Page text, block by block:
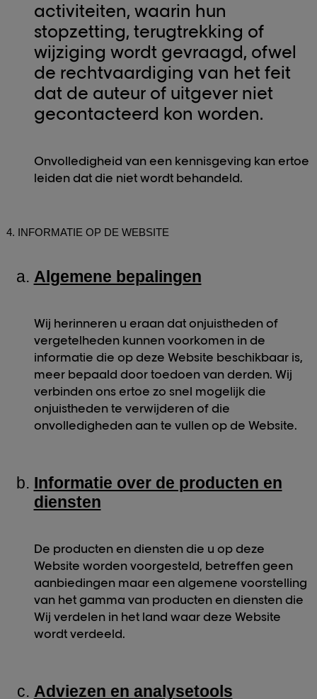
activiteiten, waarin hun
stopzetting, terugtrekking of
wijziging wordt gevraagd, ofwel
de rechtvaardiging van het feit
dat de auteur of uitgever niet
gecontacteerd kon worden.
Onvolledigheid van een kennisgeving kan ertoe
leiden dat die niet wordt behandeld.
INFORMATIE OP DE WEBSITE
Algemene bepalingen
Wij herinneren u eraan dat onjuistheden of
vergetelheden kunnen voorkomen in de
informatie die op deze Website beschikbaar is,
meer bepaald door toedoen van derden. Wij
verbinden ons ertoe zo snel mogelijk die
onjuistheden te verwijderen of die
onvolledigheden aan te vullen op de Website.
Informatie over de producten en
diensten
De producten en diensten die u op deze
Website worden voorgesteld, betreffen geen
aanbiedingen maar een algemene voorstelling
van het gamma van producten en diensten die
Wij verdelen in het land waar deze Website
wordt verdeeld.
Adviezen en analysetools